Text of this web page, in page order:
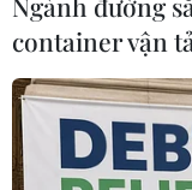
Mỹ
Theo dõi
container vận